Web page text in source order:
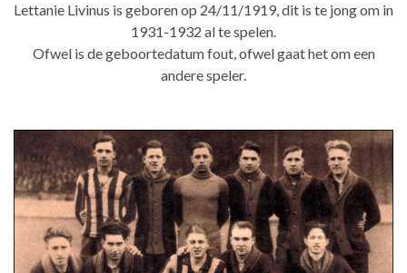
Lettanie Livinus is geboren op 24/11/1919, dit is te jong om in
1931-1932 al te spelen.
Ofwel is de geboortedatum fout, ofwel gaat het om een
andere speler.